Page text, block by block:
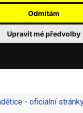
Odmítám
Upravit mé předvolby